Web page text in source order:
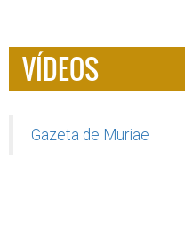
VÍDEOS
Gazeta de Muriae